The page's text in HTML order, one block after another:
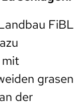
FiBL
mit
grasen
der